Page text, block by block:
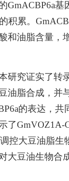
GmACBP6a基
积累。
和油脂含量，
研究证实了转
油脂合成，并
的表达，共
了GmVOZ1A-
控大豆油脂生
大豆油生物合